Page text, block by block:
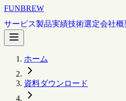
FUNBREW
サービス製品実績技術選定会社概
ホーム
資料ダウンロード